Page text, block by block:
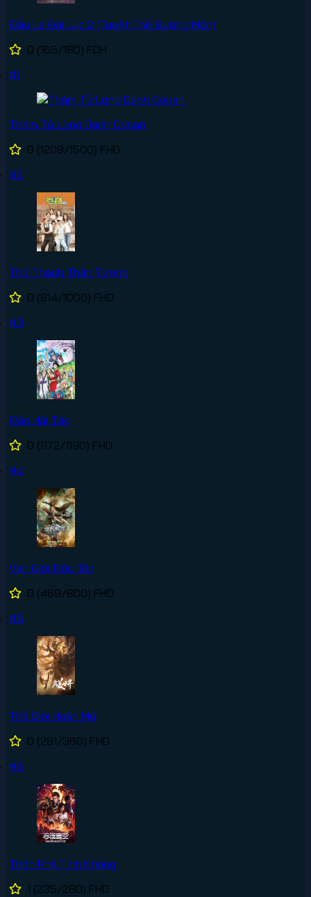
Đấu La Đại Lục 2 (Tuyệt Thế Đường Môn)
0 (165/180) FDH
#1
Thám Tử Lừng Danh Conan
0 (1209/1500) FHD
#2
Thử Thách Thần Tượng
0 (814/1000) FHD
#3
Đảo Hải Tặc
0 (1172/1190) FHD
#4
Vạn Giới Độc Tôn
0 (469/800) FHD
#5
Thế Giới Hoàn Mỹ
0 (281/360) FHD
#6
Thôn Phệ Tinh Không
1 (235/280) FHD